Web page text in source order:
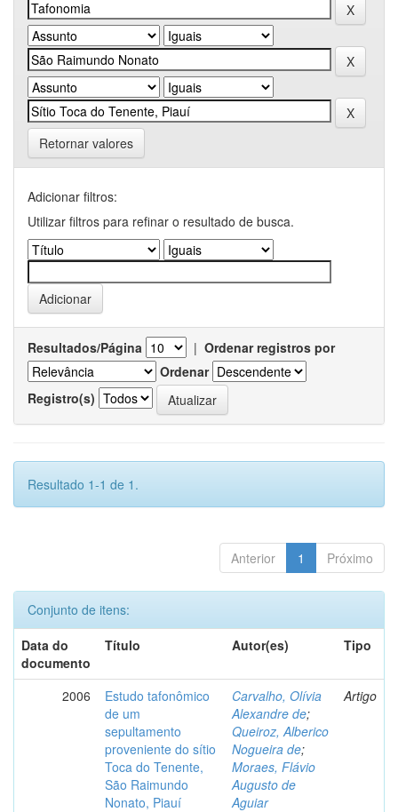
Retornar valores
Adicionar filtros:
Utilizar filtros para refinar o resultado de busca.
Resultados/Página | Ordenar registros por
Ordenar
Registro(s)
Resultado 1-1 de 1.
Anterior 1 Próximo
Conjunto de itens:
Data do
documento
Título Autor(es) Tipo
2006
Estudo tafonômico
de um
sepultamento
proveniente do sítio
Toca do Tenente,
São Raimundo
Nonato, Piauí
Carvalho, Olívia
Alexandre de;
Queiroz, Alberico
Nogueira de;
Moraes, Flávio
Augusto de
Aguiar
Artigo